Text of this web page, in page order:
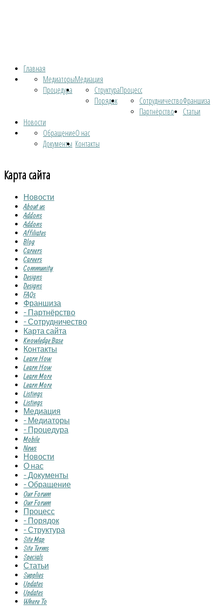
Главная
Медиация
Медиаторы
Процедура
Процесс
Структура
Порядок
Франшиза
Сотрудничество
Партнёрство
Статьи
Новости
О нас
Обращение
Документы Контакты
Карта сайта
Новости
About us
Addons
Addons
Affiliates
Blog
Careers
Careers
Community
Designs
Designs
FAQs
Франшиза
- Партнёрство
- Сотрудничество
Карта сайта
Knowledge Base
Контакты
Learn How
Learn How
Learn More
Learn More
Listings
Listings
Медиация
- Медиаторы
- Процедура
Mobile
News
Новости
О нас
- Документы
- Обращение
Our Forum
Our Forum
Процесс
- Порядок
- Структура
Site Map
Site Terms
Specials
Статьи
Supplies
Updates
Updates
Where To